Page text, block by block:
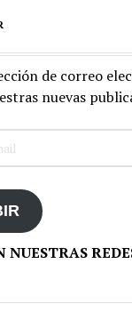
de correo
nuevas
NUESTRAS